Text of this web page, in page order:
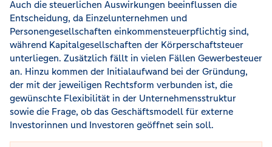
Auch die steuerlichen Auswirkungen beeinflussen die
Entscheidung, da Einzelunternehmen und
Personengesellschaften einkommensteuerpflichtig sind,
während Kapitalgesellschaften der Körperschaftsteuer
unterliegen. Zusätzlich fällt in vielen Fällen Gewerbesteuer
an. Hinzu kommen der Initialaufwand bei der Gründung,
der mit der jeweiligen Rechtsform verbunden ist, die
gewünschte Flexibilität in der Unternehmensstruktur
sowie die Frage, ob das Geschäftsmodell für externe
Investorinnen und Investoren geöffnet sein soll.